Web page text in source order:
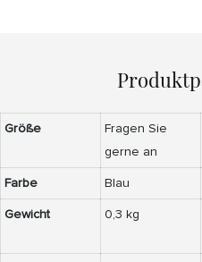
Größe
Fragen Sie
gerne an
Farbe Blau
Gewicht 0,3 kg